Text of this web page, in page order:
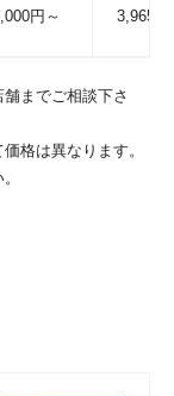
円～
までご相談下さ
格は異なります。